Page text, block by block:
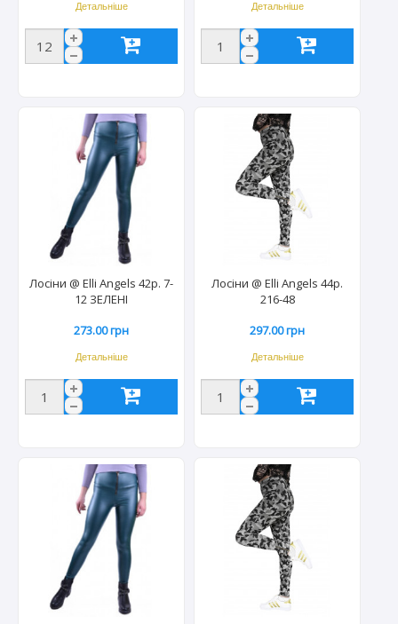
Детальніше Детальніше
Лосіни @ Elli Angels 42р. 7-
12 ЗЕЛЕНІ
273.00 грн
Детальніше
Лосіни @ Elli Angels 44р.
216-48
297.00 грн
Детальніше